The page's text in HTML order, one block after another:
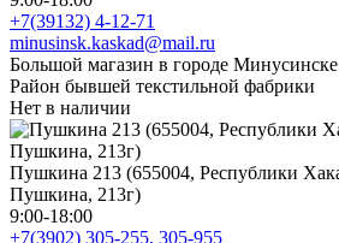
+7(39132) 4-12-71
minusinsk.kaskad@mail.ru
Большой магазин в городе
Район бывшей текстильной фабрики
Нет в наличии
Пушкина 213 (655004, Республики
Пушкина, 213г)
9:00-18:00
+7(3902) 305-255, 305-955